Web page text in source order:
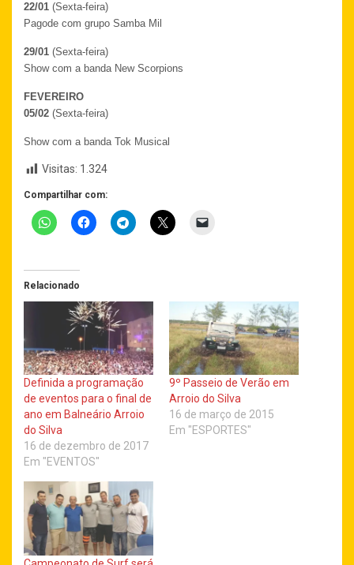
22/01 (Sexta-feira)
Pagode com grupo Samba Mil
29/01 (Sexta-feira)
Show com a banda New Scorpions
FEVEREIRO
05/02 (Sexta-feira)
Show com a banda Tok Musical
Visitas: 1.324
Compartilhar com:
Relacionado
Definida a programação
de eventos para o final de
ano em Balneário Arroio
do Silva
16 de dezembro de 2017
Em "EVENTOS"
9º Passeio de Verão em
Arroio do Silva
16 de março de 2015
Em "ESPORTES"